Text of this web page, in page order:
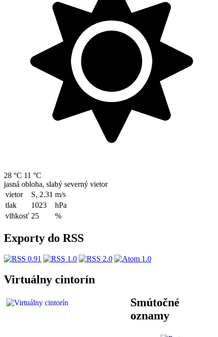
28 °C 11 °C
jasná obloha, slabý severný vietor
vietor
S, 2.31 m/s
tlak
1023
hPa
vlhkosť 25 %
Exporty do RSS
Virtuálny cintorín
Smútočné
oznamy